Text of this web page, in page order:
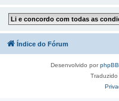
Índice do Fórum
Desenvolvido porphpBB
Traduzido